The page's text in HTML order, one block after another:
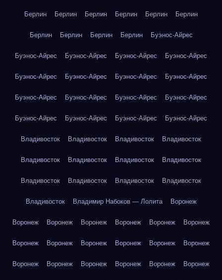
Берлин Берлин Берлин Берлин Берлин Берлин
Берлин Берлин Берлин Берлин Буэнос-Айрес
Буэнос-Айрес Буэнос-Айрес Буэнос-Айрес Буэнос-Айрес
Буэнос-Айрес Буэнос-Айрес Буэнос-Айрес Буэнос-Айрес
Буэнос-Айрес Буэнос-Айрес Буэнос-Айрес Буэнос-Айрес
Буэнос-Айрес Буэнос-Айрес Буэнос-Айрес Буэнос-Айрес
Владивосток Владивосток Владивосток Владивосток
Владивосток Владивосток Владивосток Владивосток
Владивосток Владивосток Владивосток Владивосток
Владивосток Владимир Набоков — Лолита Воронеж
Воронеж Воронеж Воронеж Воронеж Воронеж Воронеж
Воронеж Воронеж Воронеж Воронеж Воронеж Воронеж
Воронеж Воронеж Воронеж Воронеж Воронеж Воронеж